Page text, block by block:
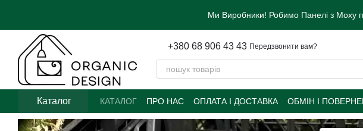
Ми Виробники! Робимо Панелі з Моху
+380 68 906 43 43 Передзвонити вам?
Каталог КАТАЛОГ ПРО НАС ОПЛАТА І ДОСТАВКА ОБМІН І